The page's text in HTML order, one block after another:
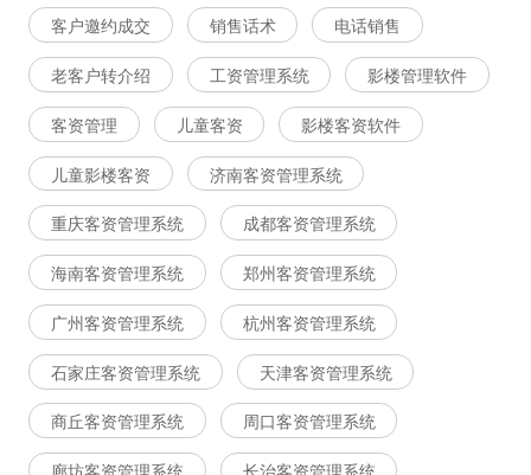
客户邀约成交 销售话术 电话销售
老客户转介绍 工资管理系统 影楼管理软件
客资管理 儿童客资 影楼客资软件
儿童影楼客资 济南客资管理系统
重庆客资管理系统 成都客资管理系统
海南客资管理系统 郑州客资管理系统
广州客资管理系统 杭州客资管理系统
石家庄客资管理系统 天津客资管理系统
商丘客资管理系统 周口客资管理系统